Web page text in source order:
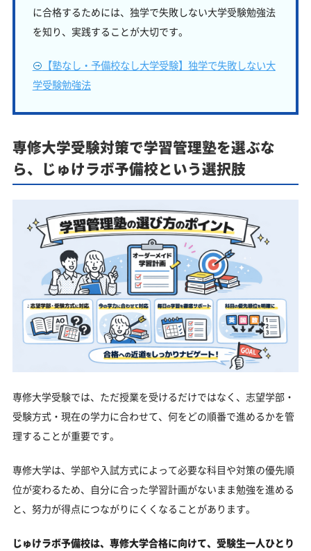
に合格するためには、独学で失敗しない大学受験勉強法
を知り、実践することが大切です。
【塾なし・予備校なし大学受験】独学で失敗しない大
学受験勉強法
専修大学受験対策で学習管理塾を選ぶな
ら、じゅけラボ予備校という選択肢
専修大学受験では、ただ授業を受けるだけではなく、志望学部・
受験方式・現在の学力に合わせて、何をどの順番で進めるかを管
理することが重要です。
専修大学は、学部や入試方式によって必要な科目や対策の優先順
位が変わるため、自分に合った学習計画がないまま勉強を進める
と、努力が得点につながりにくくなることがあります。
じゅけラボ予備校は、専修大学合格に向けて、受験生一人ひとり